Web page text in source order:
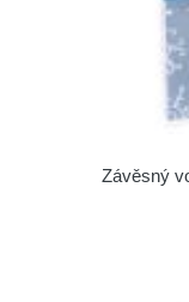
Závěsný